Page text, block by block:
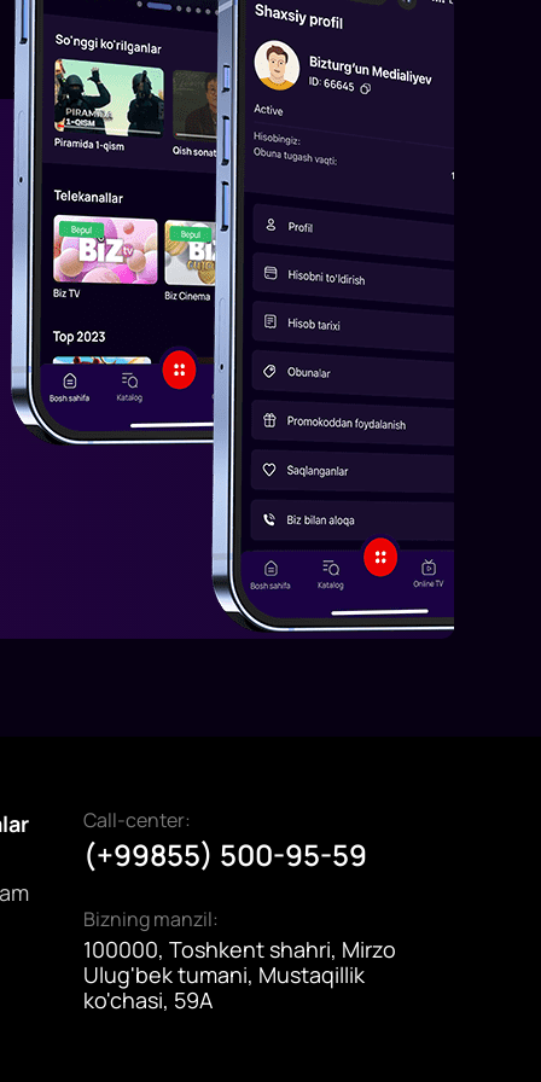
Call-center:
(+99855) 500-95-59
Bizning manzil:
100000, Toshkent shahri, Mirzo
Ulug'bek tumani, Mustaqillik
ko'chasi, 59A